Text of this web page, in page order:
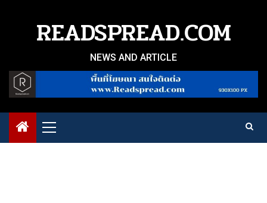
READSPREAD.COM
NEWS AND ARTICLE
Primary
Menu